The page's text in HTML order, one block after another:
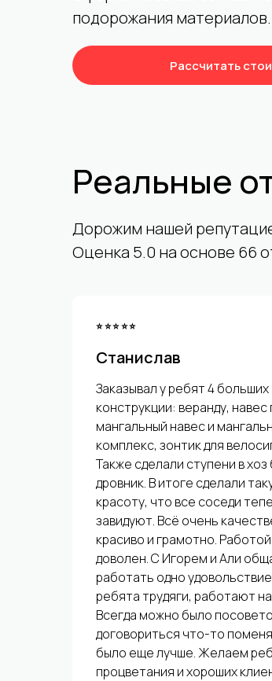
подорожания материалов.
Рассчитать
Реальные
Дорожим нашей
Оценка 5.0 на основе 66
⭐⭐⭐⭐⭐
Станислав
Заказывал у ребят 4 больших
конструкции: веранду, навес
мангальный навес и
комплекс, зонтик для
Также сделали ступени в хоз
дровник. В итоге сделали
красоту, что все соседи
завидуют. Всё очень
красиво и грамотно.
доволен. С Игорем и Али
работать одно
ребята трудяги, работают
Всегда можно было
договориться что-то
было еще лучше. Желаем
процветания и хороших